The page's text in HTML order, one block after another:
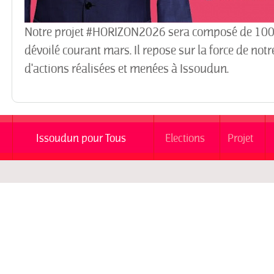
Notre projet #HORIZON2026 sera composé de
dévoilé courant mars. Il repose sur la force de
d'actions réalisées et menées à Issoudun.
Issoudun pour Tous Elections Projet